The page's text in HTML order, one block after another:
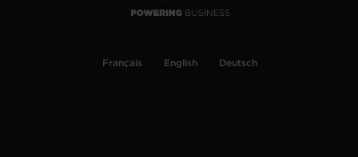
Français English Deutsch